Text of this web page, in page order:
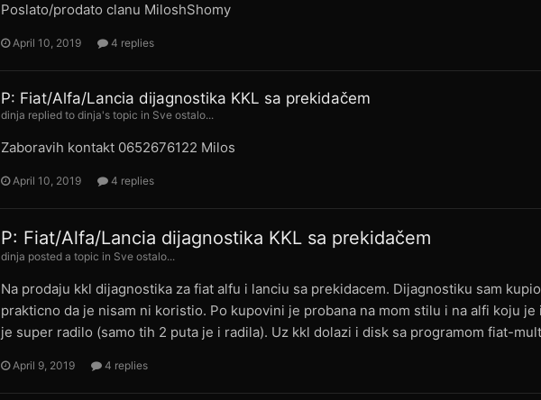
Poslato/prodato clanu MiloshShomy
April 10, 2019 4 replies
P: Fiat/Alfa/Lancia dijagnostika KKL sa prekidačem
dinja replied todinja's topic in Sve ostalo...
Zaboravih kontakt 0652676122 Milos
April 10, 2019 4 replies
P: Fiat/Alfa/Lancia dijagnostika KKL sa prekidačem
dinja posted a topic in Sve ostalo...
Na prodaju kkl dijagnostika za fiat alfu i lanciu sa prekidacem. Dijagnostiku sam
prakticno da je nisam ni koristio. Po kupovini je probana na mom stilu i na alfi koju je
je super radilo (samo tih 2 puta je i radila). Uz kkl dolazi i disk sa programom fiat-
April 9, 2019 4 replies